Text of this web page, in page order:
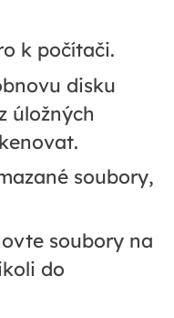
k počítači.
disku
úložných
soubory,
soubory na
do